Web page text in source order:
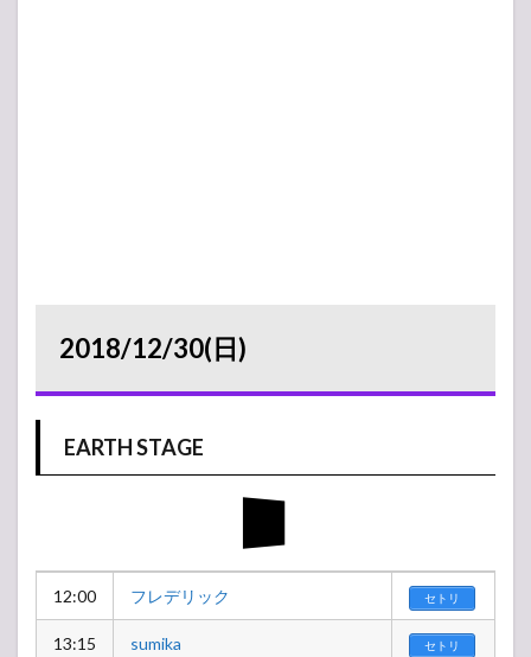
2018/12/30(日)
EARTH STAGE
12:00 フレデリック セトリ
13:15 sumika セトリ